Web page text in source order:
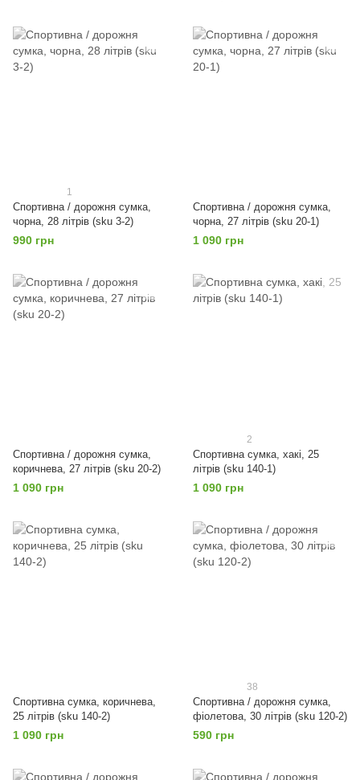
1
Спортивна / дорожня сумка,
чорна, 28 літрів (sku 3-2)
990 грн
Спортивна / дорожня сумка,
чорна, 27 літрів (sku 20-1)
1 090 грн
Спортивна / дорожня сумка,
коричнева, 27 літрів (sku 20-2)
1 090 грн
2
Спортивна сумка, хакі, 25
літрів (sku 140-1)
1 090 грн
Спортивна сумка, коричнева,
25 літрів (sku 140-2)
1 090 грн
38
Спортивна / дорожня сумка,
фіолетова, 30 літрів (sku 120-2)
590 грн